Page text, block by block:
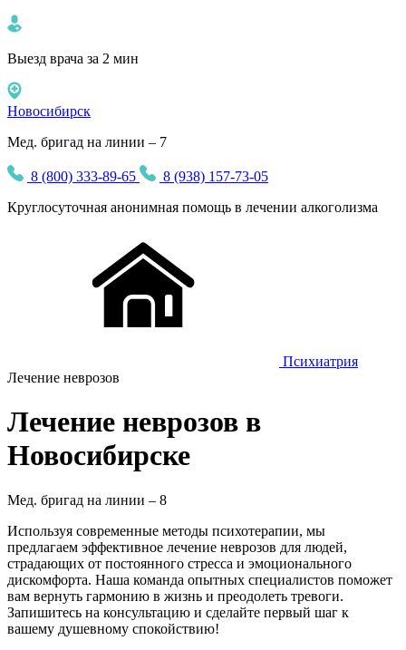
Выезд врача за 2 мин
Новосибирск
Мед. бригад на линии – 7
8 (800) 333-89-65
8 (938) 157-73-05
Круглосуточная анонимная помощь в лечении алкоголизма
Психиатрия
Лечение неврозов
Лечение неврозов в
Новосибирске
Мед. бригад на линии – 8
Используя современные методы психотерапии, мы
предлагаем эффективное лечение неврозов для людей,
страдающих от постоянного стресса и эмоционального
дискомфорта. Наша команда опытных специалистов поможет
вам вернуть гармонию в жизнь и преодолеть тревоги.
Запишитесь на консультацию и сделайте первый шаг к
вашему душевному спокойствию!